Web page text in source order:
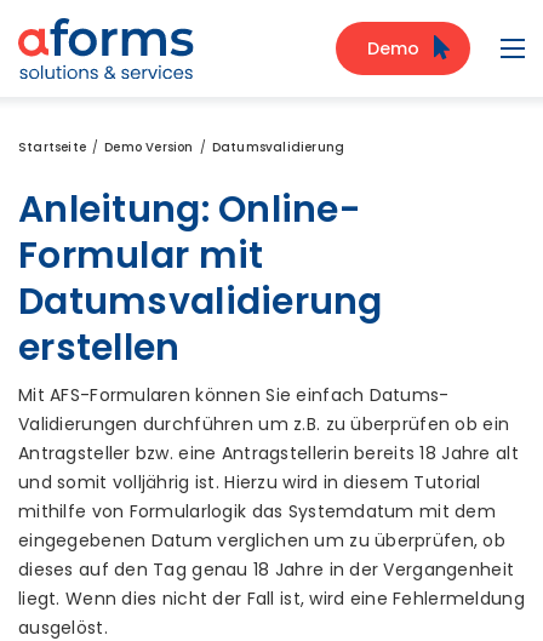
Zum Inhalt
Zum Menü
Zur Suche
Demo
Startseite Demo Version Datumsvalidierung
Anleitung: Online-
Formular mit
Datumsvalidierung
erstellen
Mit AFS-Formularen können Sie einfach Datums-
Validierungen durchführen um z.B. zu überprüfen ob ein
Antragsteller bzw. eine Antragstellerin bereits 18 Jahre alt
und somit volljährig ist. Hierzu wird in diesem Tutorial
mithilfe von Formularlogik das Systemdatum mit dem
eingegebenen Datum verglichen um zu überprüfen, ob
dieses auf den Tag genau 18 Jahre in der Vergangenheit
liegt. Wenn dies nicht der Fall ist, wird eine Fehlermeldung
ausgelöst.